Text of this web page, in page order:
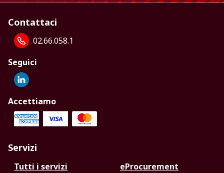
Contattaci
02.66.058.1
Seguici
Accettiamo
Servizi
Tutti i servizi
eProcurement